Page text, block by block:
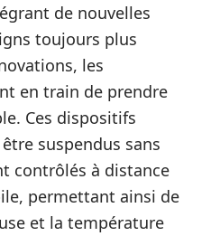
de nouvelles
toujours plus
les
en train de prendre
Ces dispositifs
suspendus sans
contrôlés à distance
permettant ainsi de
et la température